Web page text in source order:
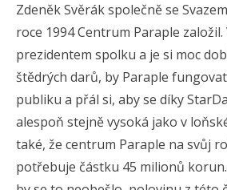
Zdeněk Svěrák společně se
roce 1994 Centrum Paraple
prezidentem spolku a je si moc
štědrých darů, by Paraple
publiku a přál si, aby se díky
alespoň stejně vysoká jako v
také, že centrum Paraple na svůj
potřebuje částku 45 milionů